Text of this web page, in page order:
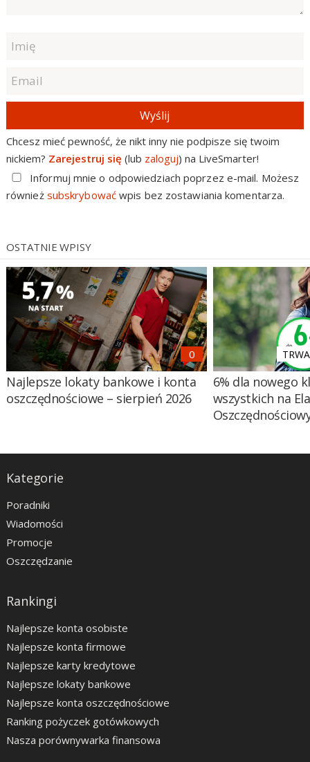
Wyślij
Chcesz mieć pewność, że nikt inny nie podpisze się twoim
nickiem? Zarejestruj się (lub zaloguj) na LiveSmarter!
Informuj mnie o odpowiedziach poprzez e-mail. Możesz
również subskrybowaćwpis bez zostawiania komentarza.
OSTATNIE WPISY
Najlepsze lokaty bankowe i konta
oszczędnościowe – sierpień 2026
6% dla nowego
wszystkich na
Kategorie
Poradniki
Wiadomości
Promocje
Oszczędzanie
Rankingi
Najlepsze konta osobiste
Najlepsze konta firmowe
Najlepsze karty kredytowe
Najlepsze lokaty bankowe
Najlepsze konta oszczędnościowe
Ranking pożyczek gotówkowych
Nasza porównywarka finansowa